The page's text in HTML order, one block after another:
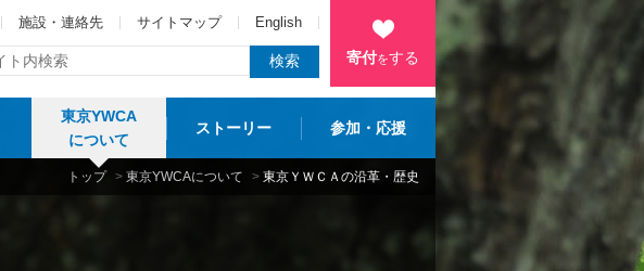
施設・連絡先 サイトマップ English
寄付をする
東京YWCA
について
ストーリー 参加・応援
トップ > 東京YWCAについて > 東京ＹＷＣＡの沿革・歴史